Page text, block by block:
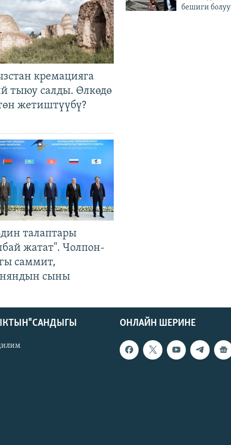
кремацияга
тыюу салды. Өлкөдө
жетиштүүбү?
талаптары
жатат". Чолпон-
саммит,
сыны
бешиги
ОНЛАЙН ШЕРИНЕ
САНДЫГЫ